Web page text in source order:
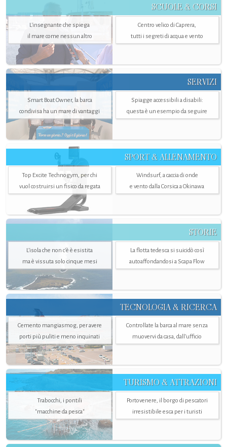
SCUOLE & CORSI
L'insegnante che spiega
il mare come nessun altro
Centro velico di Caprera,
tutti i segreti di acqua e vento
SERVIZI
Smart Boat Owner, la barca
condivisa ha un mare di vantaggi
Spiagge accessibili a disabili:
questa è un esempio da seguire
SPORT & ALLENAMENTO
Top Excite Technogym, per chi
vuol costruirsi un fisico da regata
Windsurf, a caccia di onde
e vento dalla Corsica a Okinawa
STORIE
L’isola che non c'è è esistita
ma è vissuta solo cinque mesi
La flotta tedesca si suicidò così
autoaffondandosi a Scapa Flow
TECNOLOGIA & RICERCA
Cemento mangiasmog, per avere
porti più puliti e meno inquinati
Controllate la barca al mare senza
muovervi da casa, dall’ufficio
TURISMO & ATTRAZIONI
Trabocchi, i pontili
"macchine da pesca"
Portovenere, il borgo di pescatori
irresistibile esca per i turisti